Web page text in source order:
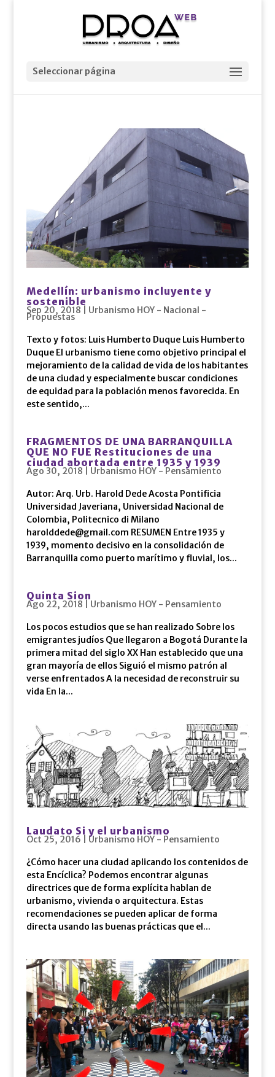
Seleccionar página
Medellín: urbanismo incluyente y
sostenible
Sep 20, 2018 Urbanismo HOY - Nacional -
Propuestas
Texto y fotos: Luis Humberto Duque Luis Humberto
Duque El urbanismo tiene como objetivo principal el
mejoramiento de la calidad de vida de los habitantes
de una ciudad y especialmente buscar condiciones
de equidad para la población menos favorecida. En
este sentido,...
FRAGMENTOS DE UNA BARRANQUILLA
QUE NO FUE Restituciones de una
ciudad abortada entre 1935 y 1939
Ago 30, 2018 Urbanismo HOY - Pensamiento
Autor: Arq. Urb. Harold Dede Acosta Pontificia
Universidad Javeriana, Universidad Nacional de
Colombia, Politecnico di Milano
harolddede@gmail.com RESUMEN Entre 1935 y
1939, momento decisivo en la consolidación de
Barranquilla como puerto marítimo y fluvial, los...
Quinta Sion
Ago 22, 2018 Urbanismo HOY - Pensamiento
Los pocos estudios que se han realizado Sobre los
emigrantes judíos Que llegaron a Bogotá Durante la
primera mitad del siglo XX Han establecido que una
gran mayoría de ellos Siguió el mismo patrón al
verse enfrentados A la necesidad de reconstruir su
vida En la...
Laudato Si y el urbanismo
Oct 25, 2016 Urbanismo HOY - Pensamiento
¿Cómo hacer una ciudad aplicando los contenidos de
esta Encíclica? Podemos encontrar algunas
directrices que de forma explícita hablan de
urbanismo, vivienda o arquitectura. Estas
recomendaciones se pueden aplicar de forma
directa usando las buenas prácticas que el...